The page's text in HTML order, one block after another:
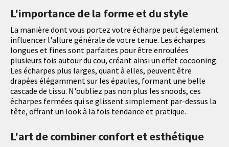
L'importance de la forme et du style
La manière dont vous portez votre écharpe peut également
influencer l'allure générale de votre tenue. Les écharpes
longues et fines sont parfaites pour être enroulées
plusieurs fois autour du cou, créant ainsi un effet cocooning.
Les écharpes plus larges, quant à elles, peuvent être
drapées élégamment sur les épaules, formant une belle
cascade de tissu. N'oubliez pas non plus les snoods, ces
écharpes fermées qui se glissent simplement par-dessus la
tête, offrant un look à la fois tendance et pratique.
L'art de combiner confort et esthétique